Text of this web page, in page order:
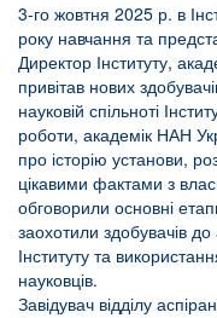
3-го жовтня 2025 р. в
року навчання та
Директор Інституту,
привітав нових
науковій спільноті
роботи, академік НАН
про історію установи,
цікавими фактами з
обговорили основні
заохотили здобувачів до
Інституту та
науковців.
Завідувач відділу